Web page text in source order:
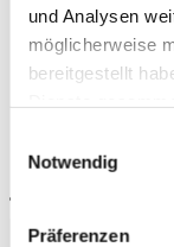
und Analysen
möglicherweise
bereitgestellt
Notwendig
Präferenzen
Zahlarten
Versandkosten
Datenschutz